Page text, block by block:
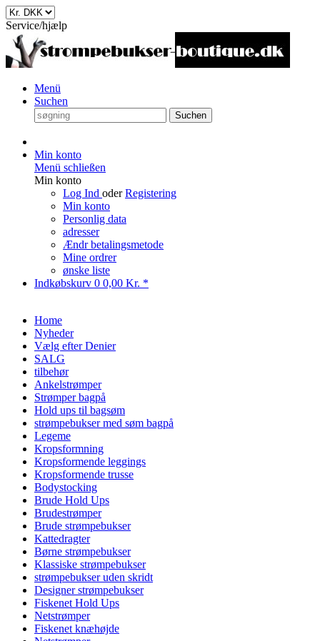
Service/hjælp
Menü
Suchen
Suchen
Min konto
Menü schließen
Min konto
Log Ind oderRegistering
Min konto
Personlig data
adresser
Ændr betalingsmetode
Mine ordrer
ønske liste
Indkøbskurv 0 0,00 Kr. *
Home
Nyheder
Vælg efter Denier
SALG
tilbehør
Ankelstrømper
Strømper bagpå
Hold ups til bagsøm
strømpebukser med søm bagpå
Legeme
Kropsformning
Kropsformende leggings
Kropsformende trusse
Bodystocking
Brude Hold Ups
Brudestrømper
Brude strømpebukser
Kattedragter
Børne strømpebukser
Klassiske strømpebukser
strømpebukser uden skridt
Designer strømpebukser
Fiskenet Hold Ups
Netstrømper
Fiskenet knæhøjde